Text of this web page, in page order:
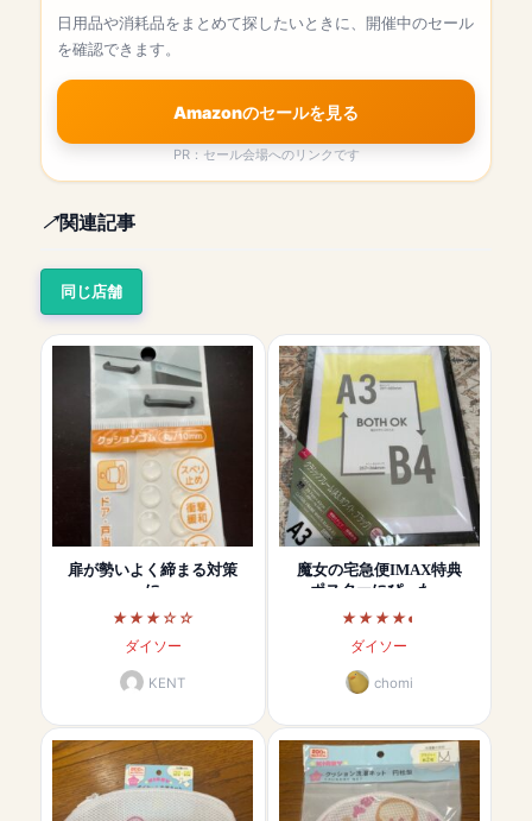
日用品や消耗品をまとめて探したいときに、開催中のセール
を確認できます。
Amazonのセールを見る
PR：セール会場へのリンクです
関連記事
同じ店舗
扉が勢いよく締まる対策
に
ダイソー
KENT
魔女の宅急便IMAX特典
ポスターにぴった…
ダイソー
chomi